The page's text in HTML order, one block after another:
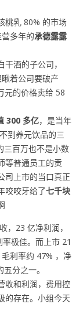
桃乳 80% 的市场
多年的承德露露
酒的子公司，
着公司要破产
元的价格卖给 58
300 多亿，是当年
到养元饮品的三
三百万也不是小数
等普通员工的贡
司上市的当口真正
咬咬牙给了七千块
，23 亿净利润，
率极佳。而上市 21
利率约 47% ，净
分之一。
收和利润，费用控
的存在。小组今天